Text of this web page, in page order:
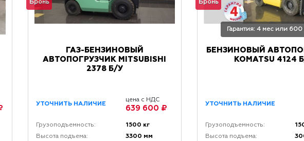
Бронь
ГАЗ-БЕНЗИНОВЫЙ
АВТОПОГРУЗЧИК MITSUBISHI
2378 Б/У
УТОЧНИТЬ НАЛИЧИЕ
цена с НДС
639 600 ₽
Грузоподъемность: 1500 кг
Высота подъема: 3300 мм
Бронь
Гарантия: 4 мес или 600
БЕНЗИНОВЫЙ
KOMATSU 4124
УТОЧНИТЬ НАЛИЧИЕ
Грузоподъемность:
Высота подъема: